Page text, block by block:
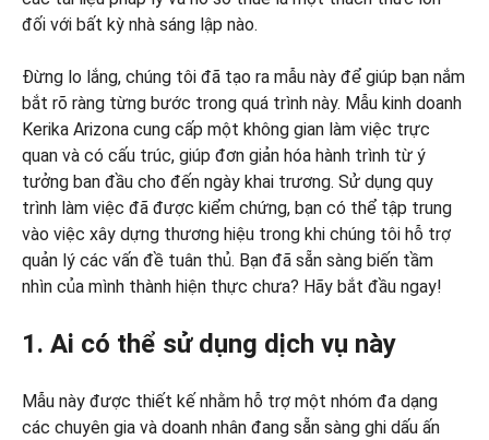
đối với bất kỳ nhà sáng lập nào.
Đừng lo lắng, chúng tôi đã tạo ra mẫu này để giúp bạn nắm
bắt rõ ràng từng bước trong quá trình này. Mẫu kinh doanh
Kerika Arizona cung cấp một không gian làm việc trực
quan và có cấu trúc, giúp đơn giản hóa hành trình từ ý
tưởng ban đầu cho đến ngày khai trương. Sử dụng quy
trình làm việc đã được kiểm chứng, bạn có thể tập trung
vào việc xây dựng thương hiệu trong khi chúng tôi hỗ trợ
quản lý các vấn đề tuân thủ. Bạn đã sẵn sàng biến tầm
nhìn của mình thành hiện thực chưa? Hãy bắt đầu ngay!
1. Ai có thể sử dụng dịch vụ này
Mẫu này được thiết kế nhằm hỗ trợ một nhóm đa dạng
các chuyên gia và doanh nhân đang sẵn sàng ghi dấu ấn